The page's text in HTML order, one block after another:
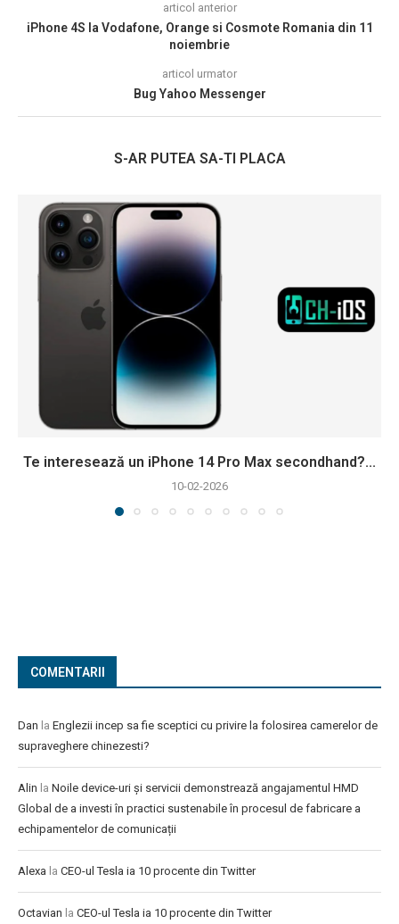
articol anterior
iPhone 4S la Vodafone, Orange si Cosmote Romania din 11
noiembrie
articol urmator
Bug Yahoo Messenger
S-AR PUTEA SA-TI PLACA
Te interesează un iPhone 14 Pro Max secondhand?...
10-02-2026
COMENTARII
Dan la Englezii incep sa fie sceptici cu privire la folosirea camerelor de
supraveghere chinezesti?
Alin la Noile device-uri și servicii demonstrează angajamentul HMD
Global de a investi în practici sustenabile în procesul de fabricare a
echipamentelor de comunicații
Alexa la CEO-ul Tesla ia 10 procente din Twitter
Octavian la CEO-ul Tesla ia 10 procente din Twitter